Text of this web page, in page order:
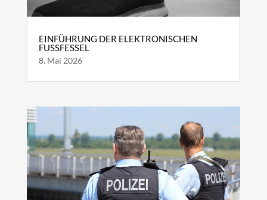
EINFÜHRUNG DER ELEKTRONISCHEN
FUSSFESSEL
8. Mai 2026